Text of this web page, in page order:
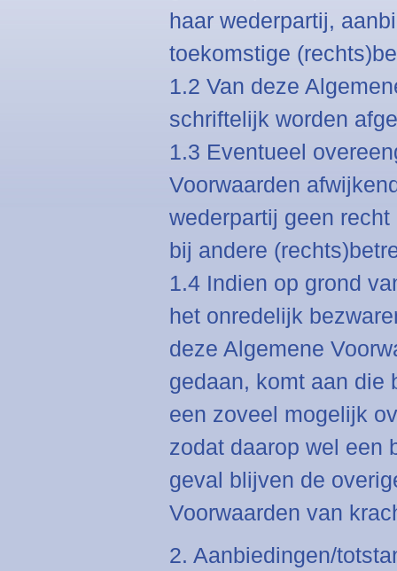
haar wederpartij,
toekomstige
1.2 Van deze
schriftelijk worden
1.3 Eventueel
Voorwaarden
wederpartij geen
bij andere
1.4 Indien op grond
het onredelijk
deze Algemene
gedaan, komt aan die
een zoveel mogelijk
zodat daarop wel een
geval blijven de
Voorwaarden van
2. Aanbiedingen/